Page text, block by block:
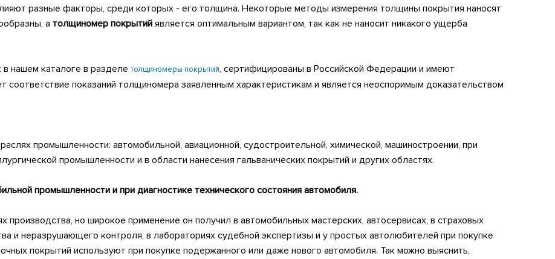
разные факторы, среди которых - его толщина. Некоторые методы измерения толщины покрытия наносят
а толщиномер покрытий является оптимальным вариантом, так как не наносит никакого ущерба
нашем каталоге в разделе толщиномеры покрытий, сертифицированы в Российской Федерации и имеют
соответствие показаний толщиномера заявленным характеристикам и является неоспоримым доказательством
промышленности: автомобильной, авиационной, судостроительной, химической, машиностроении, при
промышленности и в области нанесения гальванических покрытий и других областях.
промышленности и при диагностике технического состояния автомобиля.
производства, но широкое применение он получил в автомобильных мастерских, автосервисах, в страховых
и неразрушающего контроля, в лабораториях судебной экспертизы и у простых автолюбителей при покупке
покрытий используют при покупке подержанного или даже нового автомобиля. Так можно выяснить,